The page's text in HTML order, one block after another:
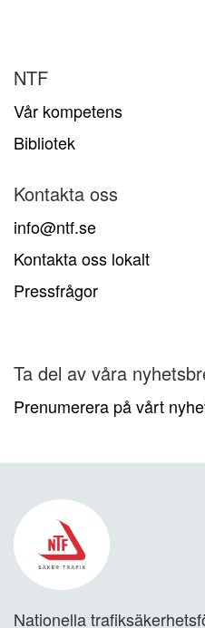
NTF
Vår kompetens
Bibliotek
Kontakta oss
info@ntf.se
Kontakta oss lokalt
Pressfrågor
Ta del av våra
Prenumerera på vårt
Nationella